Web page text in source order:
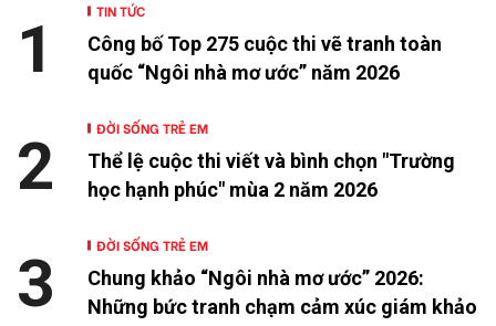
TIN TỨC
Công bố Top 275 cuộc thi vẽ tranh toàn
quốc “Ngôi nhà mơ ước” năm 2026
1
ĐỜI SỐNG TRẺ EM
Thể lệ cuộc thi viết và bình chọn "Trường
học hạnh phúc" mùa 2 năm 2026
2
ĐỜI SỐNG TRẺ EM
Chung khảo “Ngôi nhà mơ ước” 2026:
Những bức tranh chạm cảm xúc giám khảo
3